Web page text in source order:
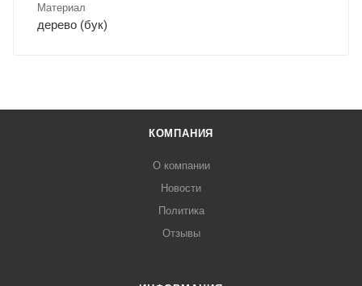
Материал
дерево (бук)
КОМПАНИЯ
О компании
Новости
Политика
Отзывы